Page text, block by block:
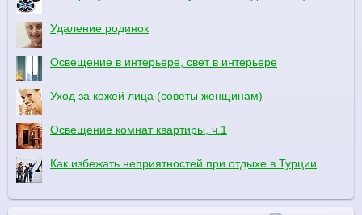
Удаление родинок
Освещение в интерьере, свет в интерьере
Уход за кожей лица (советы женщинам)
Освещение комнат квартиры, ч.1
Как избежать неприятностей при отдыхе в Турции